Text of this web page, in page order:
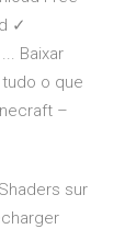
✓
Baixar
o que
–
sur